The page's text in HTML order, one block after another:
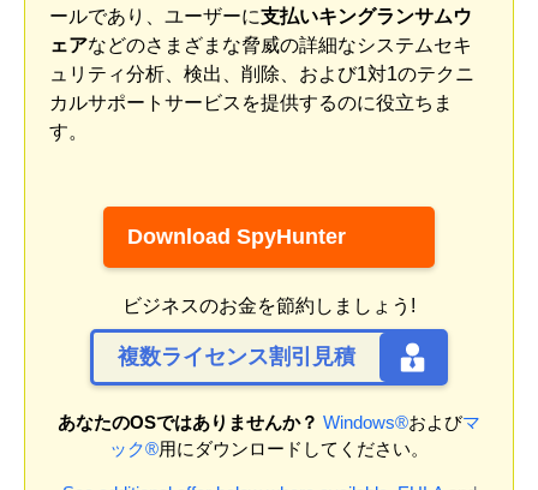
ールであり、ユーザーに支払いキングランサムウ
ェアなどのさまざまな脅威の詳細なシステムセキ
ュリティ分析、検出、削除、および1対1のテクニ
カルサポートサービスを提供するのに役立ちま
す。
Download SpyHunter
ビジネスのお金を節約しましょう!
複数ライセンス割引見積
あなたのOSではありませんか？ Windows®およびマ
ック®用にダウンロードしてください。